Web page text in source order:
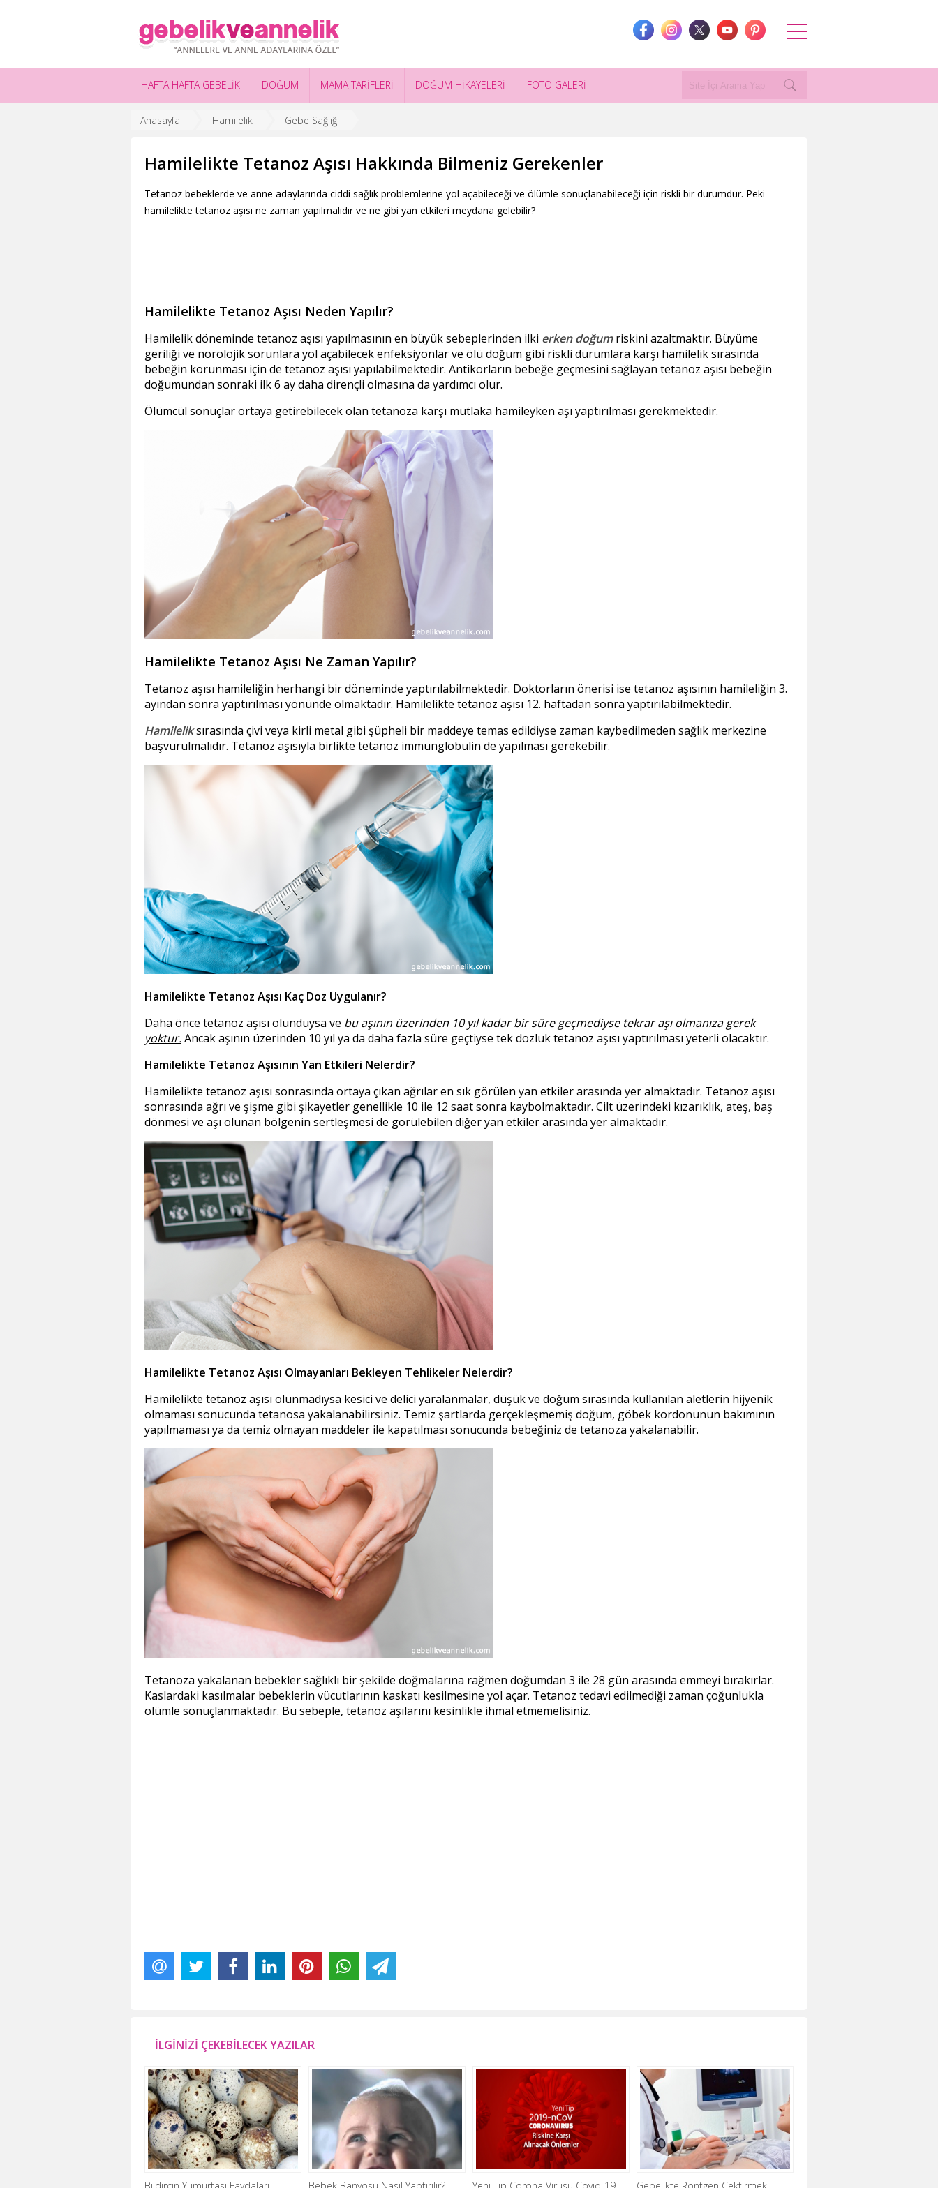
HAFTA HAFTA GEBELİK DOĞUM MAMA TARİFLERİ DOĞUM HİKAYELERİ FOTO GALERİ
Anasayfa Hamilelik Gebe Sağlığı
Hamilelikte Tetanoz Aşısı Hakkında Bilmeniz Gerekenler
Tetanoz bebeklerde ve anne adaylarında ciddi sağlık problemlerine yol açabileceği ve ölümle sonuçlanabileceği için riskli bir durumdur. Peki
hamilelikte tetanoz aşısı ne zaman yapılmalıdır ve ne gibi yan etkileri meydana gelebilir?
Hamilelikte Tetanoz Aşısı Neden Yapılır?
Hamilelik döneminde tetanoz aşısı yapılmasının en büyük sebeplerinden ilki erken doğumriskini azaltmaktır. Büyüme
geriliği ve nörolojik sorunlara yol açabilecek enfeksiyonlar ve ölü doğum gibi riskli durumlara karşı hamilelik sırasında
bebeğin korunması için de tetanoz aşısı yapılabilmektedir. Antikorların bebeğe geçmesini sağlayan tetanoz aşısı bebeğin
doğumundan sonraki ilk 6 ay daha dirençli olmasına da yardımcı olur.
Ölümcül sonuçlar ortaya getirebilecek olan tetanoza karşı mutlaka hamileyken aşı yaptırılması gerekmektedir.
Hamilelikte Tetanoz Aşısı Ne Zaman Yapılır?
Tetanoz aşısı hamileliğin herhangi bir döneminde yaptırılabilmektedir. Doktorların önerisi ise tetanoz aşısının hamileliğin 3.
ayından sonra yaptırılması yönünde olmaktadır. Hamilelikte tetanoz aşısı 12. haftadan sonra yaptırılabilmektedir.
Hamileliksırasında çivi veya kirli metal gibi şüpheli bir maddeye temas edildiyse zaman kaybedilmeden sağlık merkezine
başvurulmalıdır. Tetanoz aşısıyla birlikte tetanoz immunglobulin de yapılması gerekebilir.
Hamilelikte Tetanoz Aşısı Kaç Doz Uygulanır?
Daha önce tetanoz aşısı olunduysa ve bu aşının üzerinden 10 yıl kadar bir süre geçmediyse tekrar aşı olmanıza gerek
yoktur.Ancak aşının üzerinden 10 yıl ya da daha fazla süre geçtiyse tek dozluk tetanoz aşısı yaptırılması yeterli olacaktır.
Hamilelikte Tetanoz Aşısının Yan Etkileri Nelerdir?
Hamilelikte tetanoz aşısı sonrasında ortaya çıkan ağrılar en sık görülen yan etkiler arasında yer almaktadır. Tetanoz aşısı
sonrasında ağrı ve şişme gibi şikayetler genellikle 10 ile 12 saat sonra kaybolmaktadır. Cilt üzerindeki kızarıklık, ateş, baş
dönmesi ve aşı olunan bölgenin sertleşmesi de görülebilen diğer yan etkiler arasında yer almaktadır.
Hamilelikte Tetanoz Aşısı Olmayanları Bekleyen Tehlikeler Nelerdir?
Hamilelikte tetanoz aşısı olunmadıysa kesici ve delici yaralanmalar, düşük ve doğum sırasında kullanılan aletlerin hijyenik
olmaması sonucunda tetanosa yakalanabilirsiniz. Temiz şartlarda gerçekleşmemiş doğum, göbek kordonunun bakımının
yapılmaması ya da temiz olmayan maddeler ile kapatılması sonucunda bebeğiniz de tetanoza yakalanabilir.
Tetanoza yakalanan bebekler sağlıklı bir şekilde doğmalarına rağmen doğumdan 3 ile 28 gün arasında emmeyi bırakırlar.
Kaslardaki kasılmalar bebeklerin vücutlarının kaskatı kesilmesine yol açar. Tetanoz tedavi edilmediği zaman çoğunlukla
ölümle sonuçlanmaktadır. Bu sebeple, tetanoz aşılarını kesinlikle ihmal etmemelisiniz.
İLGİNİZİ ÇEKEBİLECEK YAZILAR